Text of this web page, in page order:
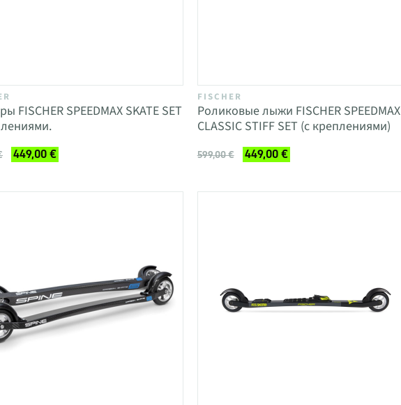
FISCHER SPEEDMAX SKATE SET
449,00 €
FISCHER
Роликовые лыжи FISCHER SPEEDMAX
CLASSIC STIFF SET (с креплениями)
599,00 € 449,00 €